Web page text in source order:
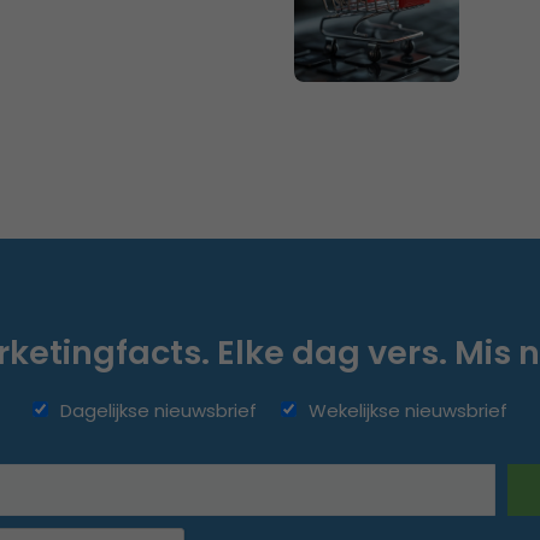
Elke dag vers. Mis
Dagelijkse nieuwsbrief Wekelijkse nieuwsbrief